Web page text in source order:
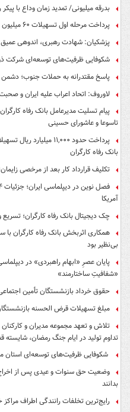
بدرقه میلیونی/ تمدید زمان وداع با پیکر
پرداخت مرحله اول تسهیلات ۶۰ میلیون تومانی بازنشستگان تامین اجتماعی
پزشکیان: شهادت رهبری، اندوهی عمیق
شکوفایی ظرفیت‌های توسعه‌ای شرکت
پاسخ مقتدرانه به حملات جنوب؛
لاوروف: اتحاد اعراب علیه ایران و
پیام تسلیت مدیرعامل بانک رفاه
تاسوعا و عاشورای حسینی
پرداخت حدود ۱۱,۰۰۰
بانک رفاه کارگران
تکلیف قرارداد کار بعد از مرخصی
آمریکا
چک دیجیتال بانک رفاه کارگران؛
همکاری اثربخش بانک رفاه کارگران با
بی‌نظیر بود
پایان عصرِ «ابهام راهبردی» در
«شفافیتِ ساختارمند»
حقوق خرداد بازنشستگان تأمین
مبلغ تسهیلات قرض الحسنه بازنشستگان به ۶۰ میلیون تومان
تلاش و تعهد مجموعه مدیران و کارکنان
تداوم تولید در ایام جنگ رمضان، شایسته
شکوفایی ظرفیت‌های توسعه‌ای استان
وضعیت حق سنوات و عیدی پس از اخراج
بدانند
رایج‌ترین تخلفات رانندگی اطراف مراکز